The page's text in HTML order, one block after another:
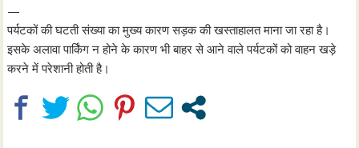
—
पर्यटकों की घटती संख्या का मुख्य कारण सड़क की खस्ताहालत माना जा रहा है।
इसके अलावा पार्किंग न होने के कारण भी बाहर से आने वाले पर्यटकों को वाहन खड़े
करने में परेशानी होती है।